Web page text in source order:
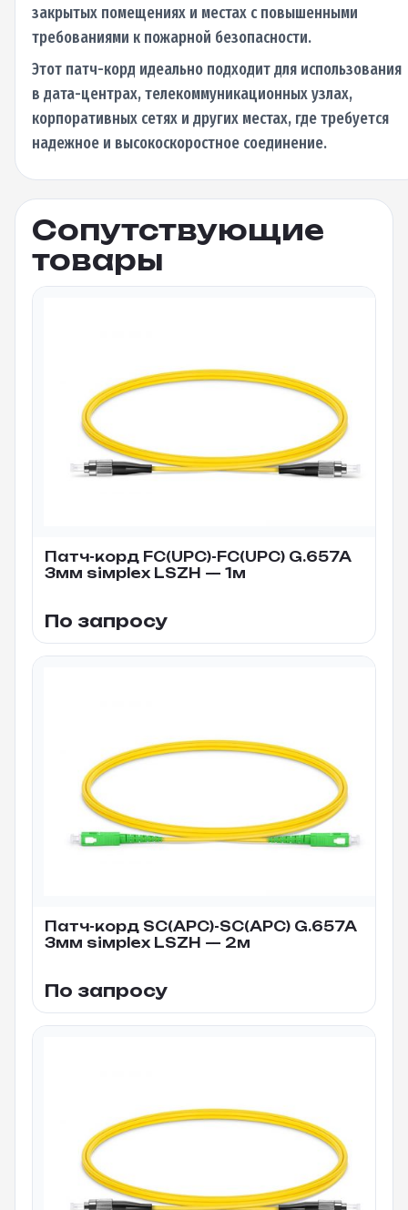
закрытых помещениях и местах с повышенными
требованиями к пожарной безопасности.
Этот патч-корд идеально подходит для использования
в дата-центрах, телекоммуникационных узлах,
корпоративных сетях и других местах, где требуется
надежное и высокоскоростное соединение.
Сопутствующие
товары
Патч-корд FC(UPC)-FC(UPC) G.657A
3мм siмplex LSZH — 1м
По запросу
Патч-корд SC(APC)-SC(APC) G.657A
3мм siмplex LSZH — 2м
По запросу